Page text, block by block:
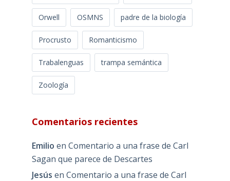
Orwell OSMNS padre de la biología
Procrusto Romanticismo
Trabalenguas trampa semántica
Zoología
Comentarios recientes
Emilio en Comentario a una frase de Carl
Sagan que parece de Descartes
Jesús en Comentario a una frase de Carl